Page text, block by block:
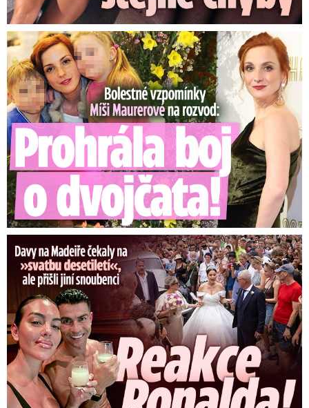
Bolestné vzpomínky Míši Maurerové: Prohrála boj o dvojčata!
Ronaldova »svatba« pobláznila Madeiru: Reakce Cristiana!